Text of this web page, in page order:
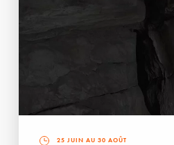
25 JUIN AU 30 AOÛT